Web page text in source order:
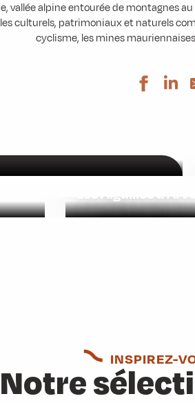
vallée alpine entourée de montagnes
culturels, patrimoniaux et naturels
cyclisme, les mines
Les Aiguilles d’Arves
INSPIREZ-
Notre